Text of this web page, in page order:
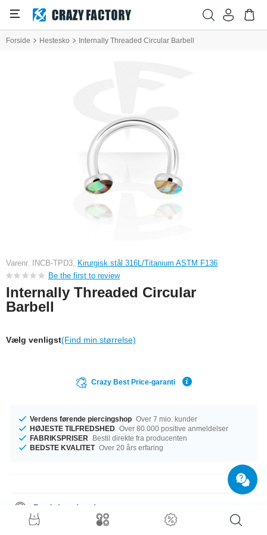
Forside Hestesko Internally Threaded Circular Barbell
Varenr. INCB-TPD3, Kirurgisk stål 316L/Titanium ASTM F136
Be the first to review
Internally Threaded Circular
Barbell
Vælg venligst(Find min størrelse)
Crazy Best Price-garanti
Verdens førende piercingshop Over 7 mio. kunder
HØJESTE TILFREDSHED Over 80.000 positive anmeldelser
FABRIKSPRISER
Bestil direkte fra producenten
BEDSTE KVALITET Over 20 års erfaring
Produktoplysninger
Vi har størrelse 1.6 mm tilgængelig. Produkter med en diameter fra 6 mm